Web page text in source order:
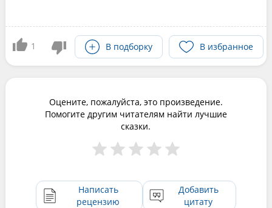
1 В подборку В избранное
Оцените, пожалуйста, это произведение.
Помогите другим читателям найти лучшие
сказки.
Написать
рецензию
Добавить
цитату